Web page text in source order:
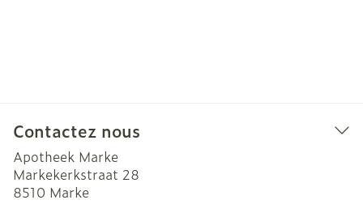
Contactez nous
Apotheek Marke
Markekerkstraat 28
8510 Marke